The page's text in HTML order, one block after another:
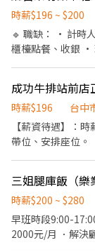
臉上的滿意笑容是
小時，多拿 1,000
元！ 工作半年後，
的事。 【你會做
人、帶位、提供用
辦事項 ◆ 內場－餐
類食材 出餐擺盤
出餐（需操作切肉
薪多 +5 元）： 6.
✔ 可以配合排班
飲、樂於付出 【
（內外場）：
上僅為概略時段，
單！】 1️⃣ 按下「
LaLaport台中專櫃
門市實際需求工
時薪$196 ~ $200
🔹 職缺： • 計時人員 196起 🔹 工作內容： • 飲品製作、備料 •
櫃檯點餐、收銀 • 環境清潔與店務協助 🔹 薪資福利： • 勞健保、
成功牛排站前店
時薪$196
台中
【薪資待遇】：
帶位、安排座位。
境。 ．並負責結
處理烹飪前與烹飪
剝、削、切各種食
不同餐點所需要的
盤、打包外帶服
三姐腿庫飯（
時薪$200 ~ $280
早班時段9:00-
2000元/月 ．解決顧客提出之疑問，並給予餐點上的建議。 ．於顧